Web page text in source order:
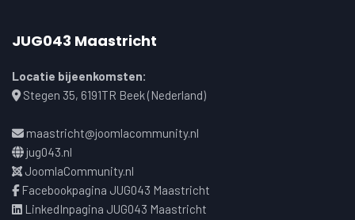
JUG043 Maastricht
Locatie bijeenkomsten:
Stegen 35, 6191TR Beek (Nederland)
maastricht@joomlacommunity.nl
jug043.nl
JoomlaCommunity.nl
Facebookpagina JUG043 Maastricht
LinkedInpagina JUG043 Maastricht